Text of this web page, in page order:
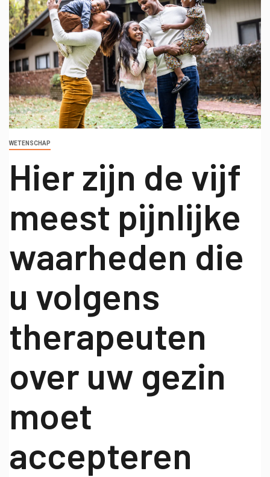
WETENSCHAP
Hier zijn de vijf
meest pijnlijke
waarheden die
u volgens
therapeuten
over uw gezin
moet
accepteren